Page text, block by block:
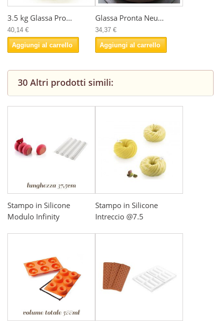
3.5 kg Glassa Pro...
40,14 €
Aggiungi al carrello
Glassa Pronta Neu...
34,37 €
Aggiungi al carrello
30 Altri prodotti simili:
Stampo in Silicone
Modulo Infinity
Stampo in Silicone
Intreccio @7.5